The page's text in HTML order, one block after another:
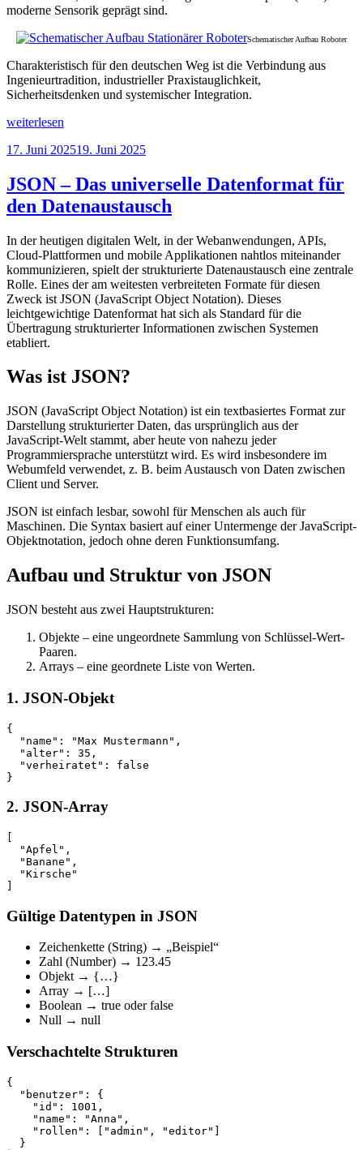
moderne Sensorik geprägt sind.
Schematischer Aufbau Roboter
Charakteristisch für den deutschen Weg ist die Verbindung aus
Ingenieurtradition, industrieller Praxistauglichkeit,
Sicherheitsdenken und systemischer Integration.
„Die
der
in
Deutschland
–
der
frühen
Automatisierung
zur
vernetzten
KI-
Robotik“
weiterlesen
Veröffentlicht
17. Juni 202519. Juni 2025
JSON – Das universelle Datenformat für
den Datenaustausch
In der heutigen digitalen Welt, in der Webanwendungen, APIs,
Cloud-Plattformen und mobile Applikationen nahtlos miteinander
kommunizieren, spielt der strukturierte Datenaustausch eine zentrale
Rolle. Eines der am weitesten verbreiteten Formate für diesen
Zweck ist JSON (JavaScript Object Notation). Dieses
leichtgewichtige Datenformat hat sich als Standard für die
Übertragung strukturierter Informationen zwischen Systemen
etabliert.
Was ist JSON?
JSON (JavaScript Object Notation) ist ein textbasiertes Format zur
Darstellung strukturierter Daten, das ursprünglich aus der
JavaScript-Welt stammt, aber heute von nahezu jeder
Programmiersprache unterstützt wird. Es wird insbesondere im
Webumfeld verwendet, z. B. beim Austausch von Daten zwischen
Client und Server.
JSON ist einfach lesbar, sowohl für Menschen als auch für
Maschinen. Die Syntax basiert auf einer Untermenge der JavaScript-
Objektnotation, jedoch ohne deren Funktionsumfang.
Aufbau und Struktur von JSON
JSON besteht aus zwei Hauptstrukturen:
Objekte – eine ungeordnete Sammlung von Schlüssel-Wert-
Paaren.
Arrays – eine geordnete Liste von Werten.
1. JSON-Objekt
{
  "name": "Max Mustermann",
  "alter": 35,
  "verheiratet": false
2. JSON-Array
  "Apfel",
  "Banane",
  "Kirsche"
Gültige Datentypen in JSON
Zeichenkette (String) → „Beispiel“
Zahl (Number) → 123.45
Objekt → {…}
Array → […]
Boolean → true oder false
Null → null
Verschachtelte Strukturen
{
  "benutzer": {
    "id": 1001,
    "name": "Anna",
    "rollen": ["admin", "editor"]
  }